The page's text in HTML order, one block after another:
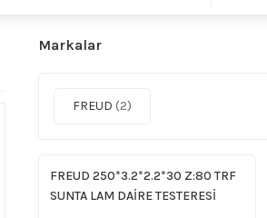
Markalar
FREUD (2)
FREUD 250*3.2*2.2*30 Z:80 TRF
SUNTA LAM DAİRE TESTERESİ